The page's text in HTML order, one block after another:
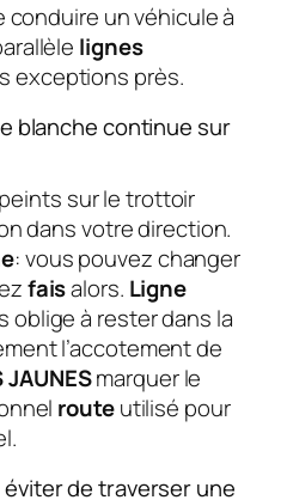
conduire un véhicule à
lignes
exceptions près.
blanche continue sur
sur le trottoir
dans votre direction.
: vous pouvez changer
faisalors. Ligne
oblige à rester dans la
l’accotement de
JAUNESmarquer le
routeutilisé pour
de traverser une